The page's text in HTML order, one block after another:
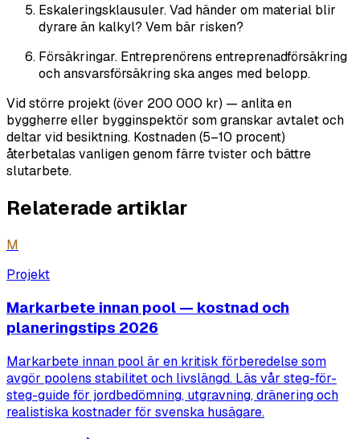
Eskaleringsklausuler. Vad händer om material blir
dyrare än kalkyl? Vem bär risken?
Försäkringar. Entreprenörens entreprenadförsäkring
och ansvarsförsäkring ska anges med belopp.
Vid större projekt (över 200 000 kr) — anlita en
byggherre eller bygginspektör som granskar avtalet och
deltar vid besiktning. Kostnaden (5–10 procent)
återbetalas vanligen genom färre tvister och bättre
slutarbete.
Relaterade artiklar
M
Projekt
Markarbete innan pool — kostnad och
planeringstips 2026
Markarbete innan pool är en kritisk förberedelse som
avgör poolens stabilitet och livslängd. Läs vår steg-för-
steg-guide för jordbedömning, utgravning, dränering och
realistiska kostnader för svenska husägare.